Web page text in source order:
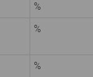
%
%
%